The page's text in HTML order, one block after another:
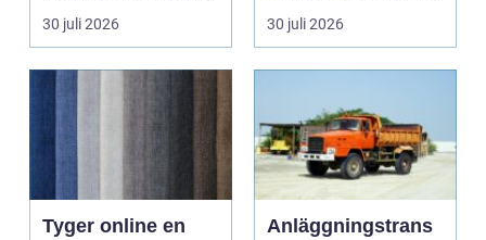
viktigare än läg...
30 juli 2026
s...
30 juli 2026
Tyger online en
Anläggningstrans